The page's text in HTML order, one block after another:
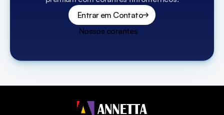
Entrar em Contato
Nossos corantes